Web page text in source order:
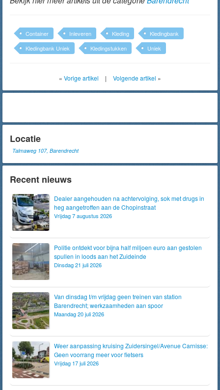
Container Inleveren Kleding
Kledingbank
Kledingbank Uniek
Kledingstukken Uniek
« Vorige artikel | Volgende artikel »
Locatie
Talmaweg 107, Barendrecht
Recent nieuws
Dealer aangehouden na achtervolging, sok met drugs in
heg aangetroffen aan de Chopinstraat
Vrijdag 7 augustus 2026
Politie ontdekt voor bijna half miljoen euro aan gestolen
spullen in loods aan het Zuideinde
Dinsdag 21 juli 2026
Van dinsdag t/m vrijdag geen treinen van station
Barendrecht; werkzaamheden aan spoor
Maandag 20 juli 2026
Weer aanpassing kruising Zuidersingel/Avenue Carnisse:
Geen voorrang meer voor fietsers
Vrijdag 17 juli 2026